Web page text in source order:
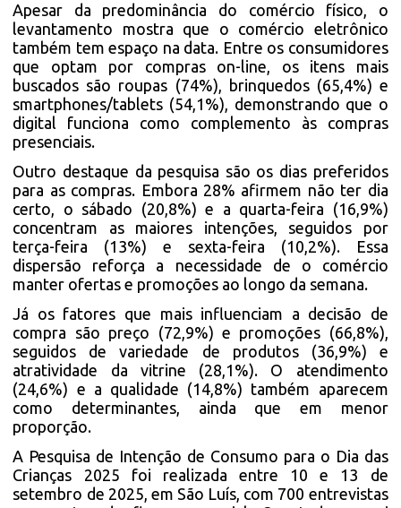
Apesar da predominância do comércio físico, o
levantamento mostra que o comércio eletrônico
também tem espaço na data. Entre os consumidores
que optam por compras on-line, os itens mais
buscados são roupas (74%), brinquedos (65,4%) e
smartphones/tablets (54,1%), demonstrando que o
digital funciona como complemento às compras
presenciais.
Outro destaque da pesquisa são os dias preferidos
para as compras. Embora 28% afirmem não ter dia
certo, o sábado (20,8%) e a quarta-feira (16,9%)
concentram as maiores intenções, seguidos por
terça-feira (13%) e sexta-feira (10,2%). Essa
dispersão reforça a necessidade de o comércio
manter ofertas e promoções ao longo da semana.
Já os fatores que mais influenciam a decisão de
compra são preço (72,9%) e promoções (66,8%),
seguidos de variedade de produtos (36,9%) e
atratividade da vitrine (28,1%). O atendimento
(24,6%) e a qualidade (14,8%) também aparecem
como determinantes, ainda que em menor
proporção.
A Pesquisa de Intenção de Consumo para o Dia das
Crianças 2025 foi realizada entre 10 e 13 de
setembro de 2025, em São Luís, com 700 entrevistas